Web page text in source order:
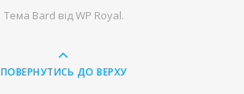
Тема Bard відWP Royal.
ПОВЕРНУТИСЬ ДО ВЕРХУ